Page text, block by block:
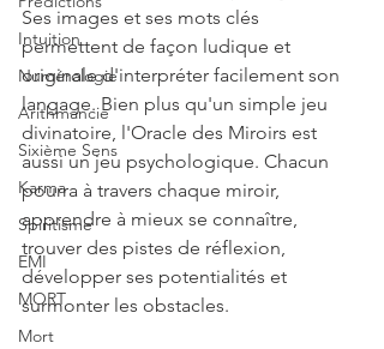
Intuition
Numérologie
Arithmancie
Sixième Sens
Karma
Spiritisme
EMI
MORT
Mort
Ses images et ses mots clés
permettent de façon ludique et
originale d'interpréter facilement son
langage. Bien plus qu'un simple jeu
divinatoire, l'Oracle des Miroirs est
aussi un jeu psychologique. Chacun
pourra à travers chaque miroir,
apprendre à mieux se connaître,
trouver des pistes de réflexion,
développer ses potentialités et
surmonter les obstacles.